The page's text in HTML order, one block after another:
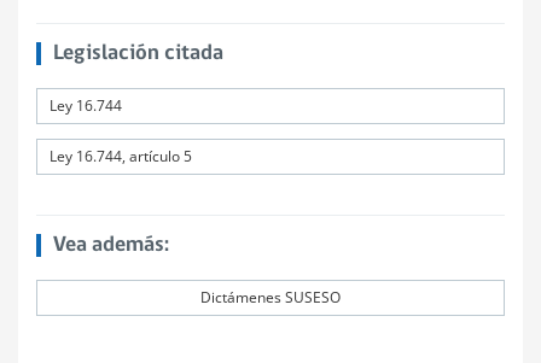
Legislación citada
Ley 16.744
Ley 16.744, artículo 5
Vea además:
Dictámenes SUSESO